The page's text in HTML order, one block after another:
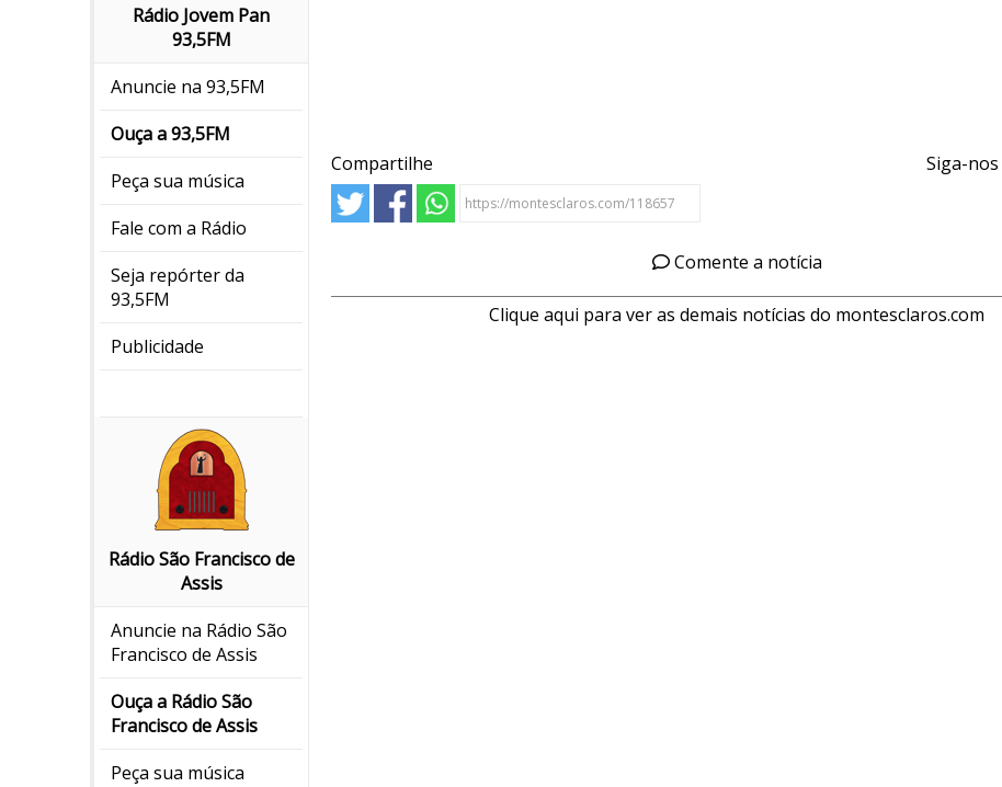
Rádio Jovem Pan
93,5FM
Anuncie na 93,5FM
Ouça a 93,5FM
Peça sua música
Fale com a Rádio
Seja repórter da
93,5FM
Publicidade
Rádio São Francisco de
Assis
Anuncie na Rádio São
Francisco de Assis
Ouça a Rádio São
Francisco de Assis
Peça sua música
Compartilhe Siga-
Comente a notícia
Clique aqui para ver as demais notícias do montesclaros.com